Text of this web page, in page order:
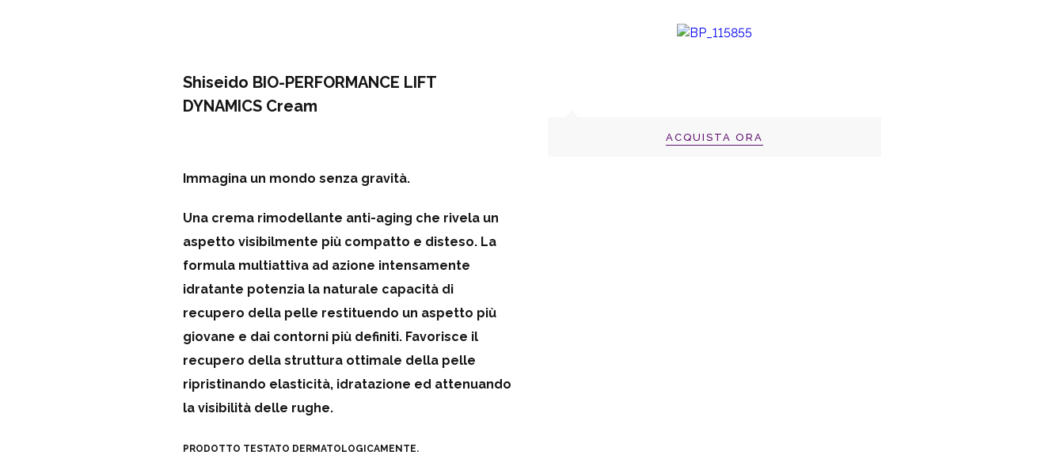
Shiseido BIO-PERFORMANCE LIFT
DYNAMICS Cream
Immagina un mondo senza gravità.
Una crema rimodellante anti-aging che rivela un
aspetto visibilmente più compatto e disteso. La
formula multiattiva ad azione intensamente
idratante potenzia la naturale capacità di
recupero della pelle restituendo un aspetto più
giovane e dai contorni più definiti. Favorisce il
recupero della struttura ottimale della pelle
ripristinando elasticità, idratazione ed attenuando
la visibilità delle rughe.
PRODOTTO TESTATO DERMATOLOGICAMENTE.
ACQUISTA ORA